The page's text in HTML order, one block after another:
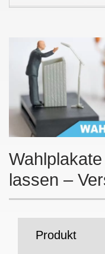
lassen –
Produkt